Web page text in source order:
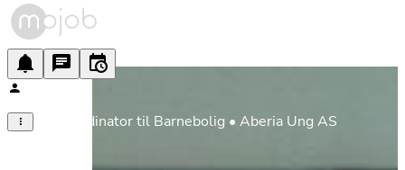
Fagkoordinator til Barnebolig • Aberia Ung AS